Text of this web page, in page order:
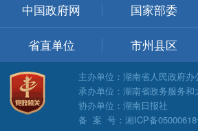
中国政府网 国家部委
省直单位 市州县区
主办单位：湖南省人民政府办
承办单位：湖南省政务服务和
协办单位：湖南日报社
备 案 号：湘ICP备05000618